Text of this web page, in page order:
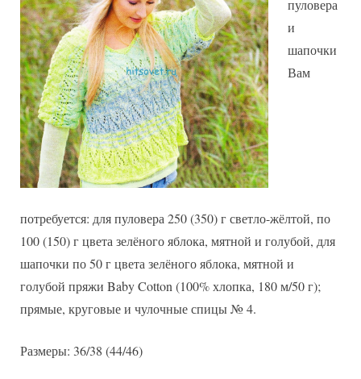
шапочка
пуловера
и
шапочки
Вам
потребуется: для пуловера 250 (350) г светло-жёлтой, по
100 (150) г цвета зелёного яблока, мятной и голубой, для
шапочки по 50 г цвета зелёного яблока, мятной и
голубой пряжи Baby Cotton (100% хлопка, 180 м/50 г);
прямые, круговые и чулочные спицы № 4.
Размеры: 36/38 (44/46)